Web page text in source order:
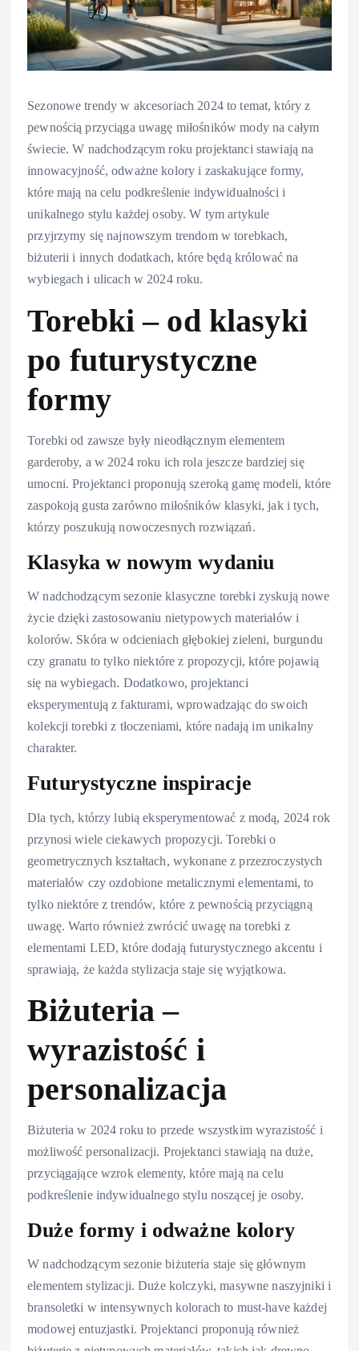
Sezonowe trendy w akcesoriach 2024 to temat, który z
pewnością przyciąga uwagę miłośników mody na całym
świecie. W nadchodzącym roku projektanci stawiają na
innowacyjność, odważne kolory i zaskakujące formy,
które mają na celu podkreślenie indywidualności i
unikalnego stylu każdej osoby. W tym artykule
przyjrzymy się najnowszym trendom w torebkach,
biżuterii i innych dodatkach, które będą królować na
wybiegach i ulicach w 2024 roku.
Torebki – od klasyki
po futurystyczne
formy
Torebki od zawsze były nieodłącznym elementem
garderoby, a w 2024 roku ich rola jeszcze bardziej się
umocni. Projektanci proponują szeroką gamę modeli, które
zaspokoją gusta zarówno miłośników klasyki, jak i tych,
którzy poszukują nowoczesnych rozwiązań.
Klasyka w nowym wydaniu
W nadchodzącym sezonie klasyczne torebki zyskują nowe
życie dzięki zastosowaniu nietypowych materiałów i
kolorów. Skóra w odcieniach głębokiej zieleni, burgundu
czy granatu to tylko niektóre z propozycji, które pojawią
się na wybiegach. Dodatkowo, projektanci
eksperymentują z fakturami, wprowadzając do swoich
kolekcji torebki z tłoczeniami, które nadają im unikalny
charakter.
Futurystyczne inspiracje
Dla tych, którzy lubią eksperymentować z modą, 2024 rok
przynosi wiele ciekawych propozycji. Torebki o
geometrycznych kształtach, wykonane z przezroczystych
materiałów czy ozdobione metalicznymi elementami, to
tylko niektóre z trendów, które z pewnością przyciągną
uwagę. Warto również zwrócić uwagę na torebki z
elementami LED, które dodają futurystycznego akcentu i
sprawiają, że każda stylizacja staje się wyjątkowa.
Biżuteria –
wyrazistość i
personalizacja
Biżuteria w 2024 roku to przede wszystkim wyrazistość i
możliwość personalizacji. Projektanci stawiają na duże,
przyciągające wzrok elementy, które mają na celu
podkreślenie indywidualnego stylu noszącej je osoby.
Duże formy i odważne kolory
W nadchodzącym sezonie biżuteria staje się głównym
elementem stylizacji. Duże kolczyki, masywne naszyjniki i
bransoletki w intensywnych kolorach to must-have każdej
modowej entuzjastki. Projektanci proponują również